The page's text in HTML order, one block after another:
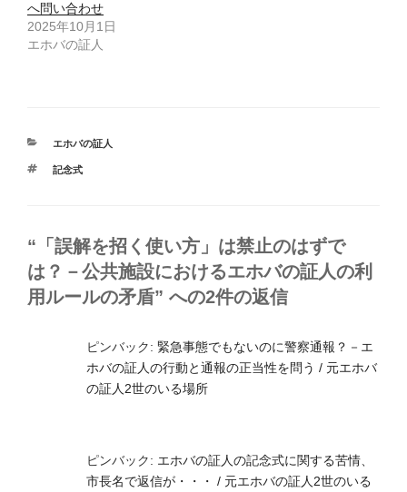
へ問い合わせ
2025年10月1日
エホバの証人
カ
ゴ
エホバの証人
タ
記念式
“「誤解を招く使い方」は禁止のはずで
は？－公共施設におけるエホバの証人の利
用ルールの矛盾” への2件の返信
ピンバック: 緊急事態でもないのに警察通報？－エ
ホバの証人の行動と通報の正当性を問う / 元エホバ
の証人2世のいる場所
ピンバック: エホバの証人の記念式に関する苦情、
市長名で返信が・・・ / 元エホバの証人2世のいる